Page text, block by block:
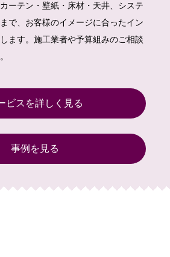
ーテン・壁紙・床材・天井、システ
で、お客様のイメージに合ったイン
ます。施工業者や予算組みのご相談
ビスを詳しく見る
事例を見る